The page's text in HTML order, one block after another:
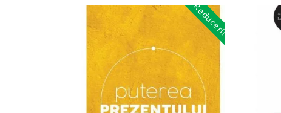
Reduceri!